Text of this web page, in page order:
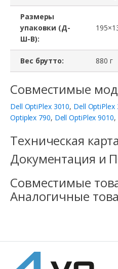
3010,
MT,
Размеры
упаковки (Д-
Ш-В):
Вес брутто: 880 г
Совместимые
Dell OptiPlex 3010, Dell OptiPlex
Optiplex 790, Dell OptiPlex 9010,
Техническая карта
Документация и
Совместимые
Аналогичные